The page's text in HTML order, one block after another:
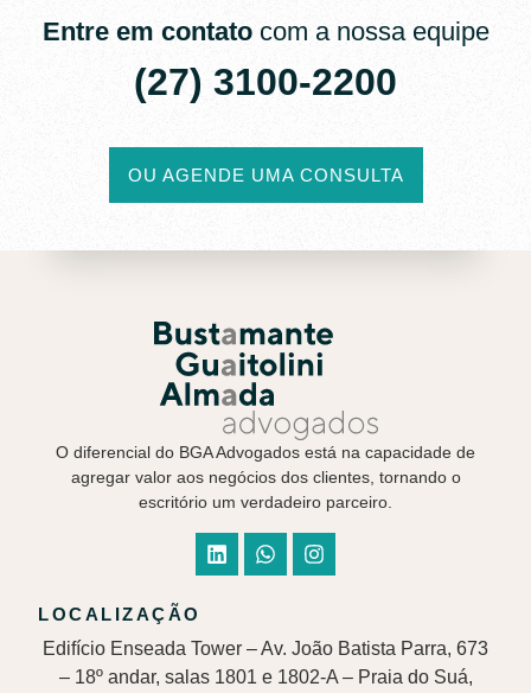
Entre em contatocom a nossa equipe
(27) 3100-2200​
OU AGENDE UMA CONSULTA
O diferencial do BGA Advogados está na capacidade de
agregar valor aos negócios dos clientes, tornando o
escritório um verdadeiro parceiro.
LOCALIZAÇÃO
Edifício Enseada Tower – Av. João Batista Parra, 673
– 18º andar, salas 1801 e 1802-A – Praia do Suá,